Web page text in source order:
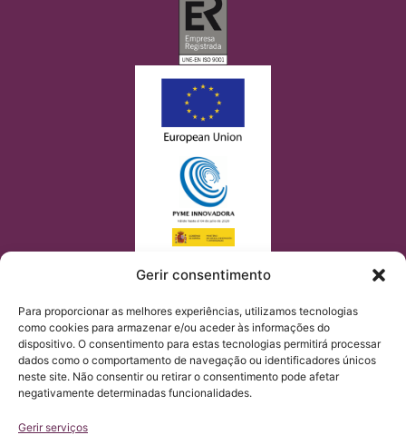
Gerir consentimento
Para proporcionar as melhores experiências, utilizamos tecnologias
como cookies para armazenar e/ou aceder às informações do
dispositivo. O consentimento para estas tecnologias permitirá processar
dados como o comportamento de navegação ou identificadores únicos
neste site. Não consentir ou retirar o consentimento pode afetar
negativamente determinadas funcionalidades.
Gerir serviços